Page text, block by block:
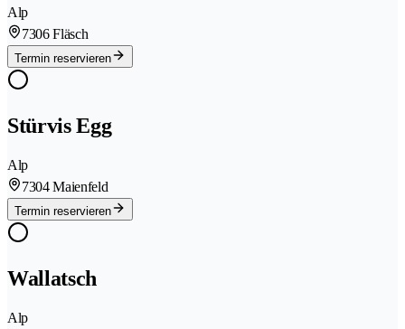
Alp
7306 Fläsch
Termin reservieren
Stürvis Egg
Alp
7304 Maienfeld
Termin reservieren
Wallatsch
Alp